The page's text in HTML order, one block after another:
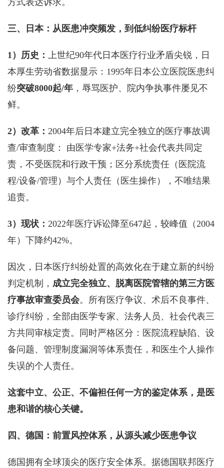
方式表达诉求。
三、日本：从医患冲突频发，到低纠纷医疗标杆
1）历史： 上世纪90年代日本医疗行业矛盾尖锐，日
本厚生劳动省数据显示：1995年日本公立医院医患纠
纷突破8000起/年 ，辱骂医护、院内争执事件屡见不
鲜。
2）改革： 2004年后日本建立完全独立的医疗事故调
查/审查制度： 由医学专家+法务+社会代表共同定
责，不受医院和行政干预；区分系统责任（医院流
程/设备/管理）与个人责任（医生操作），不唯结果
追责。
3）现状： 2022年医疗诉讼降至647起，较峰值（2004
年）下降约42%。
因次，日本医疗纠纷处置的高效化在于建立新的纠纷
判定机制， 成立完全独立、脱离医院管辖的第三方医
疗事故审查委员会。所有医疗争议、术后不良事件、
诊疗纠纷，全部由医学专家、法务人员、社会代表三
方共同审核定责。同时严格区分：医院流程缺陷、设
备问题、管理制度漏洞等体系责任，和医生个人操作
失误的个人责任。
这套中立、公正、不偏袒任何一方的鉴定体系，是医
患和谐的核心关键。
四、德国：前置风控体系，从源头减少医患争议
德国拥有全球顶尖的医疗安全体系。据德国联邦医疗